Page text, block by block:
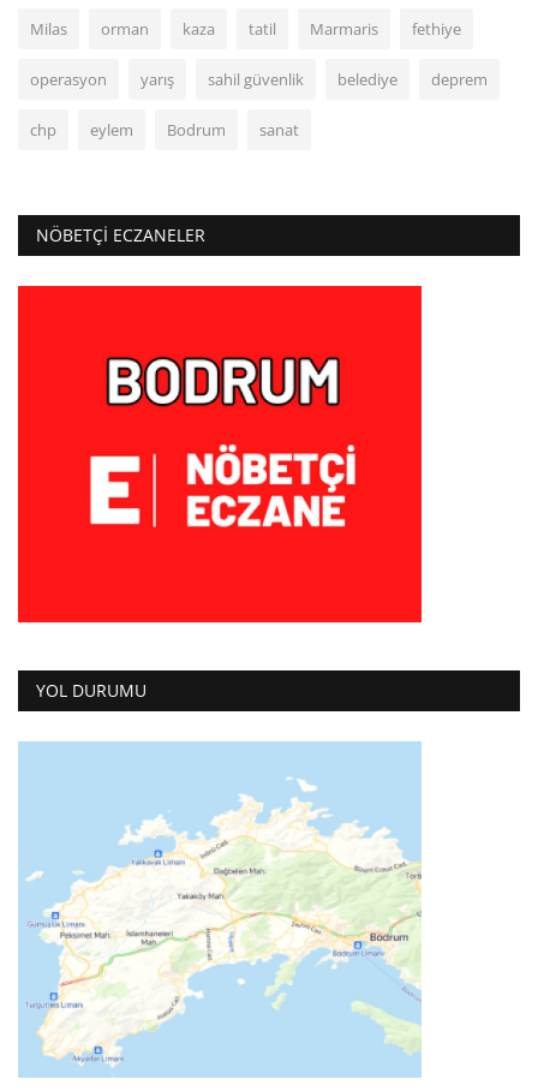
Milas orman kaza tatil Marmaris fethiye
operasyon yarış sahil güvenlik belediye deprem
chp eylem Bodrum sanat
NÖBETÇI ECZANELER
YOL DURUMU